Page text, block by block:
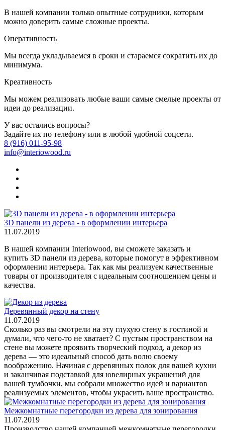
В нашей компании только опытные сотрудники, которым
можно доверить самые сложные проекты.
Оперативность
Мы всегда укладываемся в сроки и стараемся сократить их до
минимума.
Креативность
Мы можем реализовать любые ваши самые смелые проекты от
идеи до реализации.
У вас остались вопросы?
Задайте их по телефону или в любой удобной соцсети.
8 (916) 011-95-98
info@interiowood.ru
3D панели из дерева - в оформлении интерьера
11.07.2019
В нашей компании Interiowood, вы сможете заказать и
купить 3D панели из дерева, которые помогут в эффективном
оформлении интерьера. Так как мы реализуем качественные
товары от производителя с идеальным соотношением цены и
качества.
Деревянный декор на стену
11.07.2019
Сколько раз вы смотрели на эту глухую стену в гостиной и
думали, что чего-то не хватает? С пустым пространством на
стене вы можете проявить творческий подход, а декор из
дерева — это идеальный способ дать волю своему
воображению. Начиная с деревянных полок для вашей кухни
и заканчивая подставкой для ювелирных украшений для
вашей тумбочки, мы собрали множество идей и вариантов
реализуемых элементов, чтобы украсить ваше пространство.
Межкомнатные перегородки из дерева для зонирования
11.07.2019